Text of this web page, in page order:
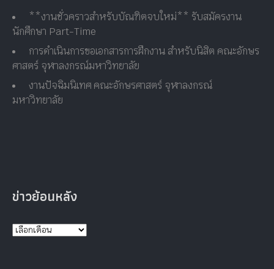
**งานชั่วคราวสำหรับบัณฑิตจบใหม่** รับสมัครงาน
นักศึกษา Part-Time
การดำเนินการขอเอกสารการฝึกงาน สำหรับนิสิต คณะอักษร
ศาสตร์ จุฬาลงกรณ์มหาวิทยาลัย
งานปัจฉิมนิเทศ คณะอักษรศาสตร์ จุฬาลงกรณ์
มหาวิทยาลัย
ข่าวย้อนหลัง